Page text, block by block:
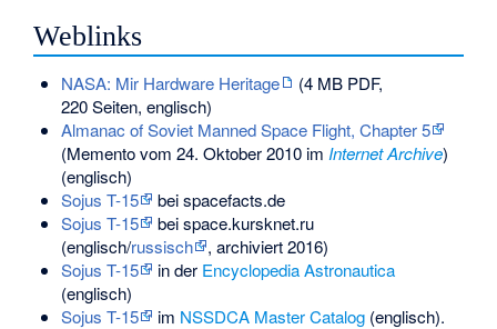
Weblinks
NASA: Mir Hardware Heritage
(4 MB PDF,
220 Seiten, englisch)
Almanac of Soviet Manned Space Flight, Chapter 5
(Mementovom 24. Oktober 2010 im Internet Archive)
(englisch)
Sojus T-15
bei spacefacts.de
Sojus T-15
bei space.kursknet.ru
(englisch/russisch
, archiviert 2016)
Sojus T-15
in der Encyclopedia Astronautica
(englisch)
Sojus T-15
im NSSDCA Master Catalog(englisch).